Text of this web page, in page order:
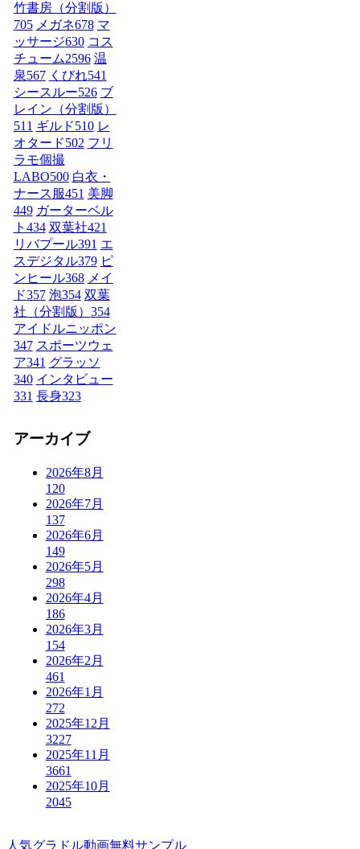
竹書房（分割版）
705 メガネ678 マ
ッサージ630 コス
チューム2596 温
泉567 くびれ541
シースルー526 ブ
レイン（分割版）
511 ギルド510 レ
オタード502 フリ
ラモ個撮
LABO500 白衣・
ナース服451 美脚
449 ガーターベル
ト 434 双葉社421
リバプール391 エ
スデジタル379 ピ
ンヒール368 メイ
ド357 泡354 双葉
社（分割版） 354
アイドルニッポン
347 スポーツウェ
ア341 グラッソ
340 インタビュー
331 長身323
アーカイブ
2026年8月
120
2026年7月
137
2026年6月
149
2026年5月
298
2026年4月
186
2026年3月
154
2026年2月
461
2026年1月
272
2025年12月
3227
2025年11月
3661
2025年10月
2045
人気グラドル動画無料サンプル